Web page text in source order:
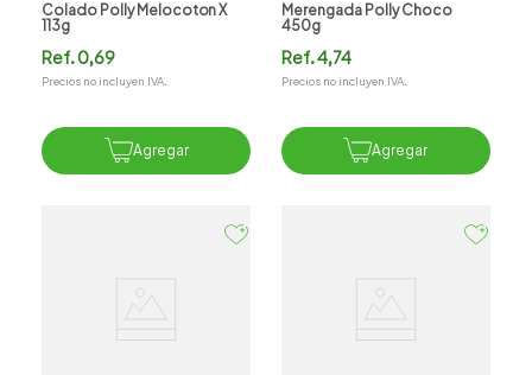
Colado Polly Melocoton X
113g
Ref.0,69
Precios no incluyen IVA.
Agregar
Merengada Polly Choco
450g
Ref.4,74
Precios no incluyen IVA.
Agregar